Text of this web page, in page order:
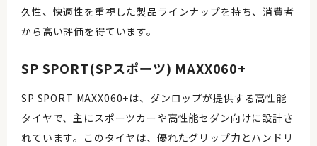
久性、快適性を重視した製品ラインナップを持ち、消費者
から高い評価を得ています。
SP SPORT(SPスポーツ) MAXX060+
SP SPORT MAXX060+は、ダンロップが提供する高性能
タイヤで、主にスポーツカーや高性能セダン向けに設計さ
れています。このタイヤは、優れたグリップ力とハンドリ